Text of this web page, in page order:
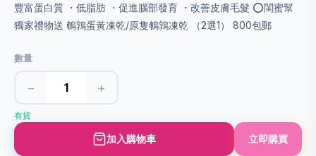
豐富蛋白質 ・低脂肪 ・促進腦部發育 ・改善皮膚毛髮 ⭕️閨蜜幫
獨家禮物送 鵪鶉蛋黃凍乾/原隻鵪鶉凍乾 （2選1） 800包郵
數量
− +
有貨
加入購物車 立即購買